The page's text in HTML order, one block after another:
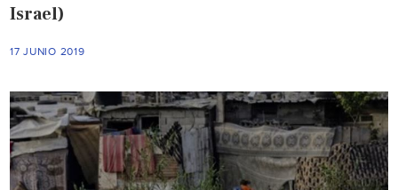
Israel)
17 JUNIO 2019